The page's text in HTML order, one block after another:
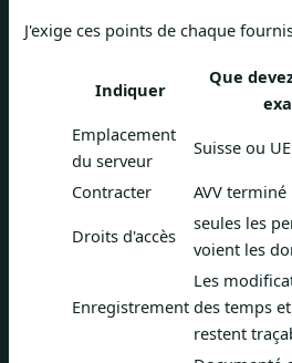
J'exige ces points de chaque
Indiquer
Que
Emplacement
du serveur
Suisse ou UE
Contracter
AVV terminé
Droits d'accès
seules les
voient les
Enregistrement
Les
des temps
restent